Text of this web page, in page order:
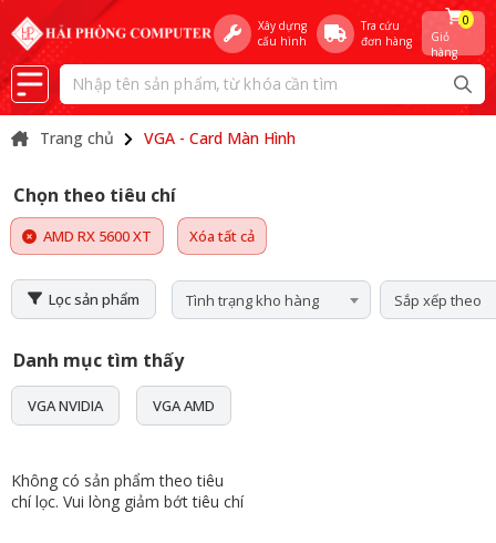
Xây dựng
cấu hình
Tra cứu
đơn hàng
Giỏ
hàng
0
Trang chủ VGA - Card Màn Hình
Chọn theo tiêu chí
AMD RX 5600 XT Xóa tất cả
Lọc sản phẩm Tình trạng kho hàng Sắp xếp theo
Danh mục tìm thấy
VGA NVIDIA VGA AMD
Không có sản phẩm theo tiêu
chí lọc. Vui lòng giảm bớt tiêu chí